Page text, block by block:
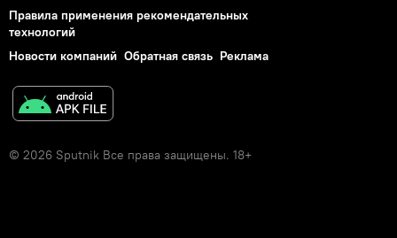
Правила применения рекомендательных
технологий
Новости компаний Обратная связь Реклама
© 2026 Sputnik Все права защищены. 18+